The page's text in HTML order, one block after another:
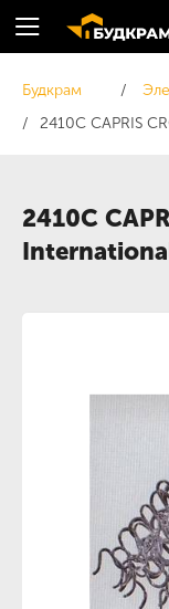
Будкрам
2410C CAPRIS
2410C